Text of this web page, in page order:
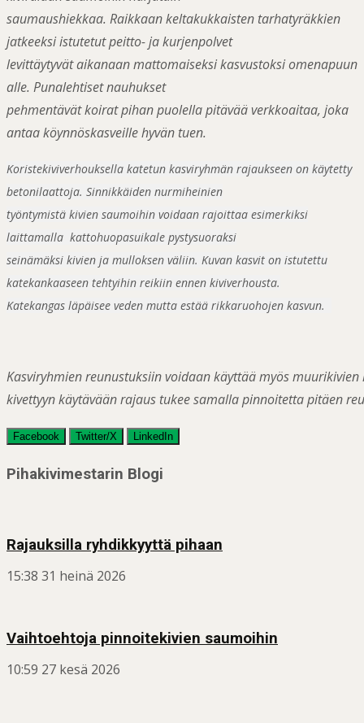
saumaushiekkaa. Raikkaan keltakukkaisten tarhatyräkkien
jatkeeksi istutetut peitto- ja kurjenpolvet
levittäytyvät aikanaan mattomaiseksi kasvustoksi omenapuun
alle. Punalehtiset nauhukset
pehmentävät koirat pihan puolella pitävää verkkoaitaa, joka
antaa köynnöskasveille hyvän tuen.
Koristekiviverhouksella katetun kasviryhmän rajaukseen on käytetty
betonilaattoja. Sinnikkäiden nurmiheinien
työntymistä kivien saumoihin voidaan rajoittaa esimerkiksi
laittamalla kattohuopasuikale pystysuoraksi
seinämäksi kivien ja mulloksen väliin. Kuvan kasvit on istutettu
katekankaaseen tehtyihin reikiin ennen kiviverhousta.
Katekangas läpäisee veden mutta estää rikkaruohojen kasvun.
Kasviryhmien reunustuksiin voidaan käyttää myös
kivettyyn käytävään rajaus tukee samalla pinnoitetta pitäen
Facebook Twitter/X LinkedIn
Post
Pihakivimestarin Blogi
Rajauksilla ryhdikkyyttä pihaan
15:38 31 heinä 2026
Vaihtoehtoja pinnoitekivien saumoihin
10:59 27 kesä 2026